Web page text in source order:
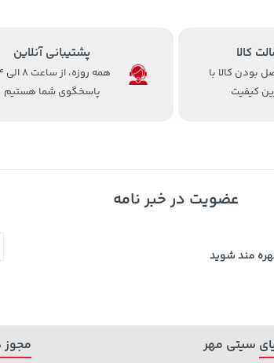
کالا
بودن کالا با
کیفیت
پشتیبانی آنلاین
همه
پاسخگوی شما هستیم
عضویت در خبر نامه
مند شوید
سیتی مهر مجوز